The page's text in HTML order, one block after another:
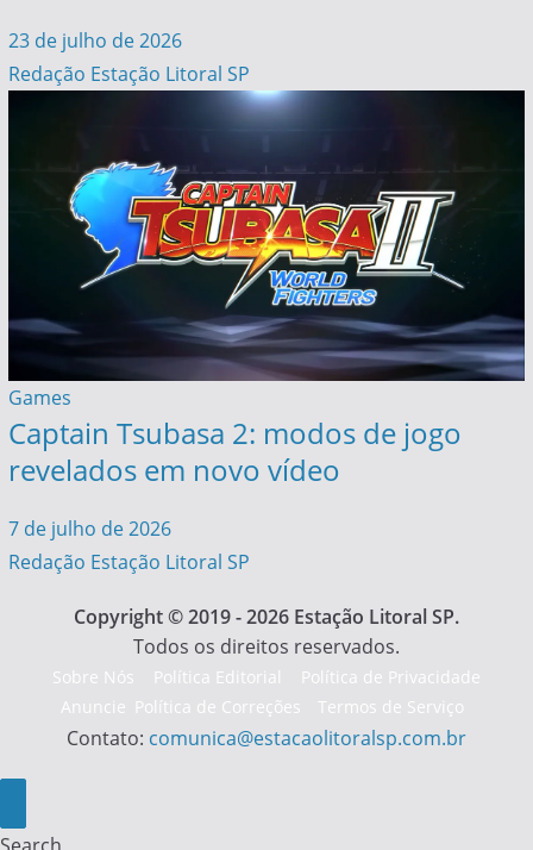
23 de julho de 2026
Redação Estação Litoral SP
Games
Captain Tsubasa 2: modos de jogo
revelados em novo vídeo
7 de julho de 2026
Redação Estação Litoral SP
Copyright © 2019 - 2026 Estação Litoral SP.
Todos os direitos reservados.
Sobre Nós
Anuncie
Política Editorial
Política de Correções
Política de Privacidade
Termos de Serviço
Contato: comunica@estacaolitoralsp.com.br